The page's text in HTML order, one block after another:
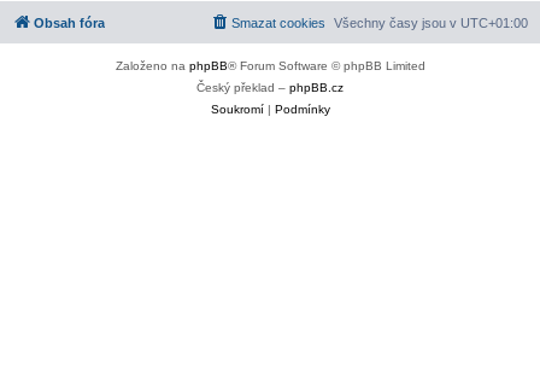
Obsah fóra Všechny časy jsou v UTC+01:00
Smazat cookies
Založeno na phpBB® Forum Software © phpBB Limited
Český překlad – phpBB.cz
Soukromí| Podmínky